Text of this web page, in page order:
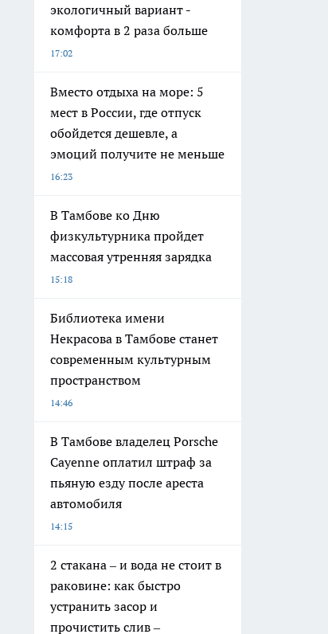
экологичный вариант -
комфорта в 2 раза больше
17:02
Вместо отдыха на море: 5
мест в России, где отпуск
обойдется дешевле, а
эмоций получите не меньше
16:23
В Тамбове ко Дню
физкультурника пройдет
массовая утренняя зарядка
15:18
Библиотека имени
Некрасова в Тамбове станет
современным культурным
пространством
14:46
В Тамбове владелец Porsche
Cayenne оплатил штраф за
пьяную езду после ареста
автомобиля
14:15
2 стакана – и вода не стоит в
раковине: как быстро
устранить засор и
прочистить слив –